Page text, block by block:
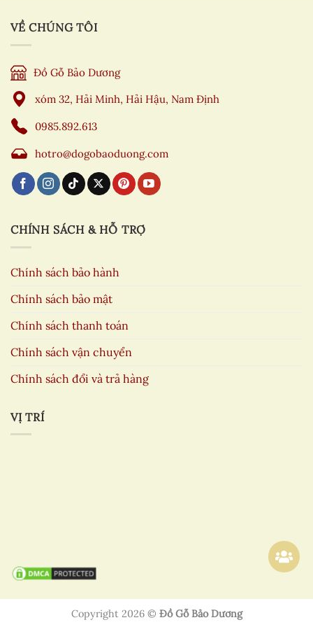
VỀ CHÚNG TÔI
Đồ Gỗ Bảo Dương
xóm 32, Hải Minh, Hải Hậu, Nam Định
0985.892.613
hotro@dogobaoduong.com
CHÍNH SÁCH & HỖ TRỢ
Chính sách bảo hành
Chính sách bảo mật
Chính sách thanh toán
Chính sách vận chuyển
Chính sách đổi và trả hàng
VỊ TRÍ
Copyright 2026 © Đồ Gỗ Bảo Dương